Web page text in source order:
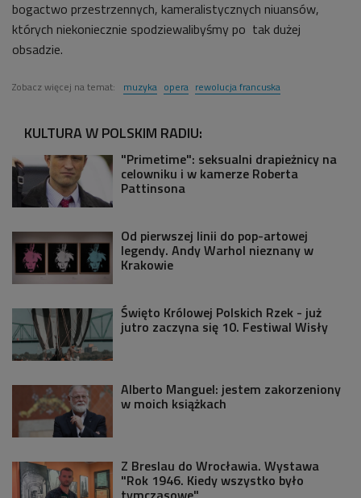
bogactwo przestrzennych, kameralistycznych niuansów,
których niekoniecznie spodziewalibyśmy po tak dużej
obsadzie.
Zobacz więcej na temat: muzyka opera rewolucja francuska
KULTURA W POLSKIM RADIU:
"Primetime": seksualni drapieżnicy na
celowniku i w kamerze Roberta
Pattinsona
Od pierwszej linii do pop-artowej
legendy. Andy Warhol nieznany w
Krakowie
Święto Królowej Polskich Rzek - już
jutro zaczyna się 10. Festiwal Wisły
Alberto Manguel: jestem zakorzeniony
w moich książkach
Z Breslau do Wrocławia. Wystawa
"Rok 1946. Kiedy wszystko było